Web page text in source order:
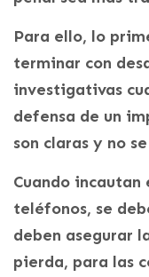
Para ello, lo
terminar con
investigativas
defensa de un
son claras y no
Cuando
teléfonos, se
deben asegurar
pierda, para las